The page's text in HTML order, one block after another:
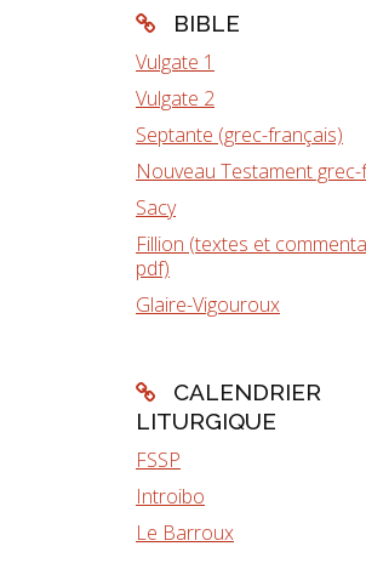
BIBLE
Vulgate 1
Vulgate 2
Septante (grec-français)
Nouveau Testament
Sacy
Fillion (textes et
pdf)
Glaire-Vigouroux
CALENDRIER
LITURGIQUE
FSSP
Introibo
Le Barroux